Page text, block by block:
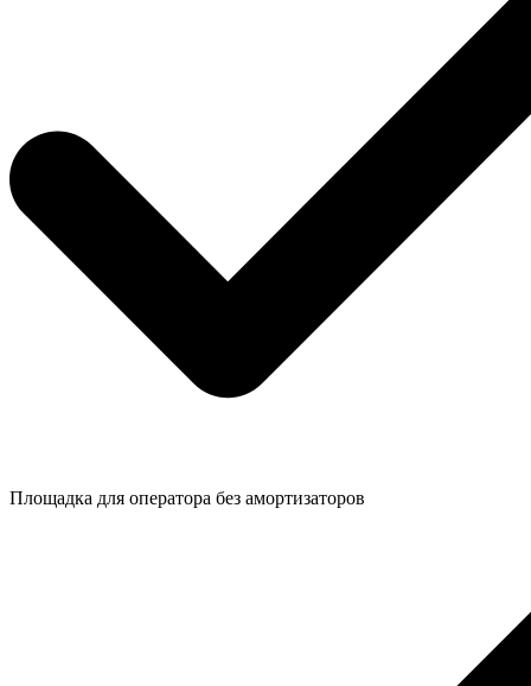
Площадка для оператора без амортизаторов